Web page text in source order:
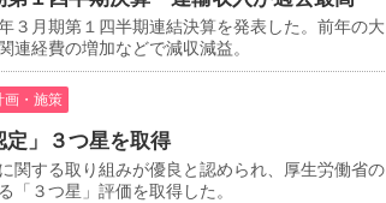
３月期第１四半期連結決算を発表した。前年の大
経費の増加などで減収減益。
画・施策
」３つ星を取得
関する取り組みが優良と認められ、厚生労働省の
「３つ星」評価を取得した。